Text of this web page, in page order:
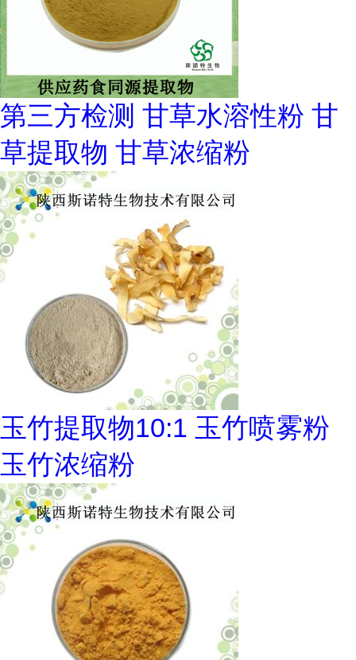
第三方检测 甘草水溶性粉 甘
草提取物 甘草浓缩粉
玉竹提取物10:1 玉竹喷雾粉
玉竹浓缩粉